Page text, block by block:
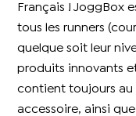
Français ! JoggBox
tous les runners
quelque soit leur
produits innovants
contient toujours
accessoire, ainsi